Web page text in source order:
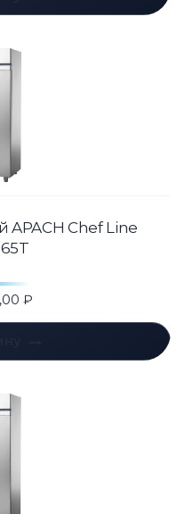
Chef Line
₽